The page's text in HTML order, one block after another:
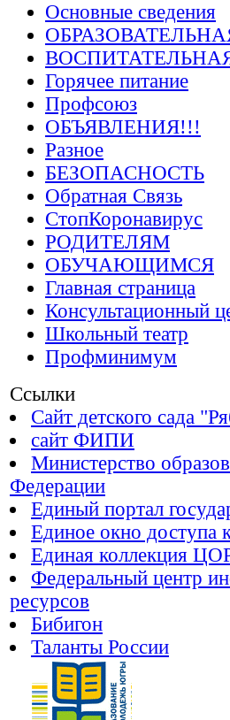
Основные сведения
Горячее питание
Профсоюз
ОБЪЯВЛЕНИЯ!!!
Разное
БЕЗОПАСНОСТЬ
Обратная Связь
СтопКоронавирус
РОДИТЕЛЯМ
ОБУЧАЮЩИМСЯ
Главная страница
Консультационный
Школьный театр
Профминимум
Ссылки
Сайт детского сада
сайт ФИПИ
Министерство
Федерации
Единый портал
Единое окно доступа
Единая коллекция
Федеральный центр
ресурсов
Бибигон
Таланты России